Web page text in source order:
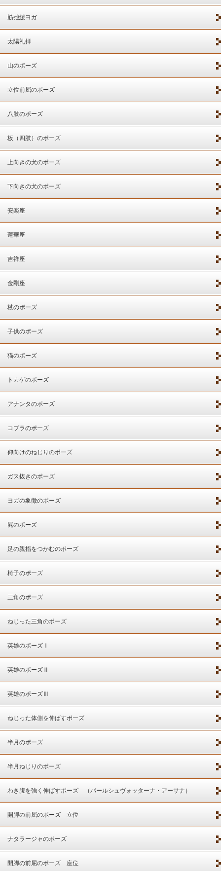
筋弛緩ヨガ
太陽礼拝
山のポーズ
立位前屈のポーズ
八肢のポーズ
板（四肢）のポーズ
上向きの犬のポーズ
下向きの犬のポーズ
安楽座
蓮華座
吉祥座
金剛座
杖のポーズ
子供のポーズ
猫のポーズ
トカゲのポーズ
アナンタのポーズ
コブラのポーズ
仰向けのねじりのポーズ
ガス抜きのポーズ
ヨガの象徴のポーズ
屍のポーズ
足の親指をつかむのポーズ
椅子のポーズ
三角のポーズ
ねじった三角のポーズ
英雄のポーズⅠ
英雄のポーズⅡ
英雄のポーズⅢ
ねじった体側を伸ばすポーズ
半月のポーズ
半月ねじりのポーズ
わき腹を強く伸ばすポーズ （パールシュヴォッターナ・アーサナ）
開脚の前屈のポーズ 立位
ナタラージャのポーズ
開脚の前屈のポーズ 座位